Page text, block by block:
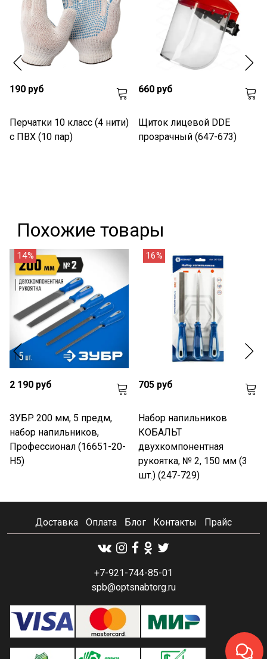
190 руб
Перчатки 10 класс (4 нити)
с ПВХ (10 пар)
660 руб
Щиток лицевой DDE
прозрачный (647-673)
Похожие товары
14%
2 190 руб
ЗУБР 200 мм, 5 предм,
набор напильников,
Профессионал (16651-20-
H5)
16%
705 руб
Набор напильников
КОБАЛЬТ
двухкомпонентная
рукоятка, № 2, 150 мм (3
шт.) (247-729)
Доставка Оплата Блог Контакты Прайс
+7-921-744-85-01
spb@optsnabtorg.ru